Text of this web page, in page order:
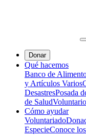
Donar
Qué hacemos
Banco de
y Artículos Varios
DesastresPosada
de Salud
Cómo ayudar
Voluntariado
EspecieConoce